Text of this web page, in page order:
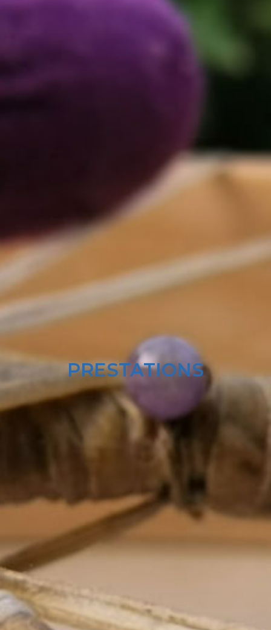
PRESTATIONS